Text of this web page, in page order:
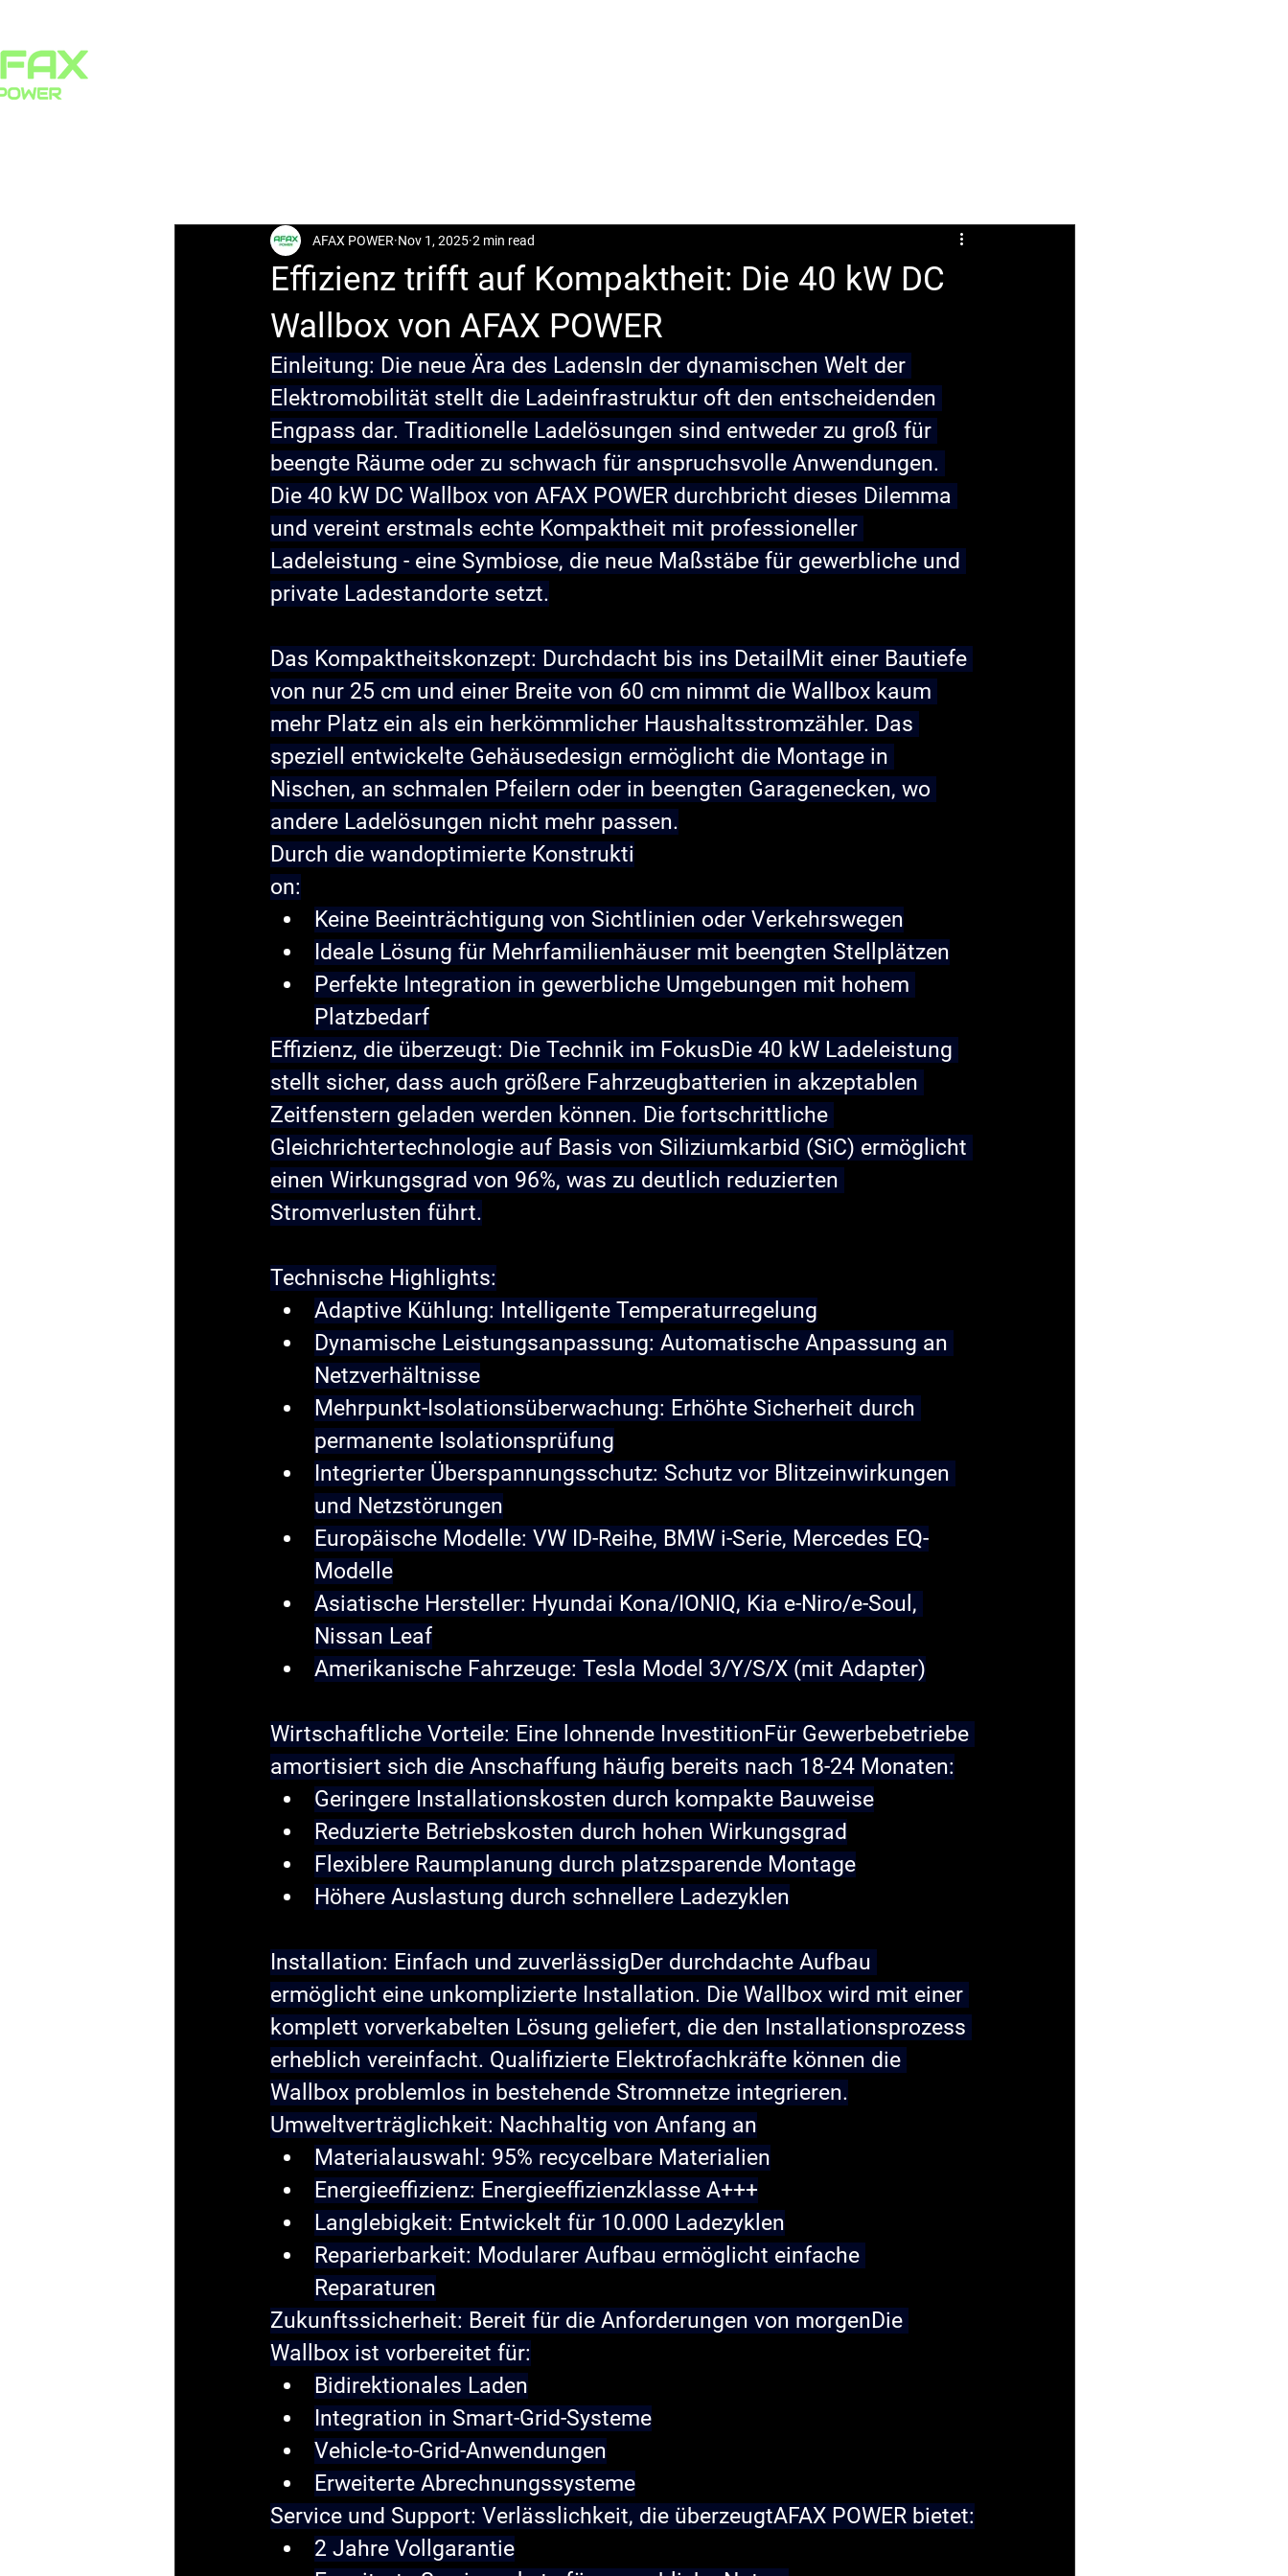
Effizienz trifft auf Kompaktheit: Die 40 kW DC
Wallbox von AFAX POWER
AFAX POWER Nov 1, 2025 2 min read
Einleitung: Die neue Ära des Ladens In der dynamischen Welt der
Elektromobilität stellt die Ladeinfrastruktur oft den entscheidenden
Engpass dar. Traditionelle Ladelösungen sind entweder zu groß für
beengte Räume oder zu schwach für anspruchsvolle Anwendungen.
Die 40 kW DC Wallbox von AFAX POWER durchbricht dieses Dilemma
und vereint erstmals echte Kompaktheit mit professioneller
Ladeleistung - eine Symbiose, die neue Maßstäbe für gewerbliche und
private Ladestandorte setzt.
Das Kompaktheitskonzept: Durchdacht bis ins Detail Mit einer Bautiefe
von nur 25 cm und einer Breite von 60 cm nimmt die Wallbox kaum
mehr Platz ein als ein herkömmlicher Haushaltsstromzähler. Das
speziell entwickelte Gehäusedesign ermöglicht die Montage in
Nischen, an schmalen Pfeilern oder in beengten Garagenecken, wo
andere Ladelösungen nicht mehr passen.
Durch die wandoptimierte Konstrukti
on:
Keine Beeinträchtigung von Sichtlinien oder Verkehrswegen
Ideale Lösung für Mehrfamilienhäuser mit beengten Stellplätzen
Perfekte Integration in gewerbliche Umgebungen mit hohem
Platzbedarf
Effizienz, die überzeugt: Die Technik im FokusDie 40 kW Ladeleistung
stellt sicher, dass auch größere Fahrzeugbatterien in akzeptablen
Zeitfenstern geladen werden können. Die fortschrittliche
Gleichrichtertechnologie auf Basis von Siliziumkarbid (SiC) ermöglicht
einen Wirkungsgrad von 96%, was zu deutlich reduzierten
Stromverlusten führt.
Technische Highlights:
Adaptive Kühlung: Intelligente Temperaturregelung
Dynamische Leistungsanpassung: Automatische Anpassung an
Netzverhältnisse
Mehrpunkt-Isolationsüberwachung: Erhöhte Sicherheit durch
permanente Isolationsprüfung
Integrierter Überspannungsschutz: Schutz vor Blitzeinwirkungen
und Netzstörungen
Europäische Modelle: VW ID-Reihe, BMW i-Serie, Mercedes EQ-
Modelle
Asiatische Hersteller: Hyundai Kona/IONIQ, Kia e-Niro/e-Soul,
Nissan Leaf
Amerikanische Fahrzeuge: Tesla Model 3/Y/S/X (mit Adapter)
Wirtschaftliche Vorteile: Eine lohnende InvestitionFür Gewerbebetriebe
amortisiert sich die Anschaffung häufig bereits nach 18-24 Monaten:
Geringere Installationskosten durch kompakte Bauweise
Reduzierte Betriebskosten durch hohen Wirkungsgrad
Flexiblere Raumplanung durch platzsparende Montage
Höhere Auslastung durch schnellere Ladezyklen
Installation: Einfach und zuverlässigDer durchdachte Aufbau
ermöglicht eine unkomplizierte Installation. Die Wallbox wird mit einer
komplett vorverkabelten Lösung geliefert, die den Installationsprozess
erheblich vereinfacht. Qualifizierte Elektrofachkräfte können die
Wallbox problemlos in bestehende Stromnetze integrieren.
Umweltverträglichkeit: Nachhaltig von Anfang an
Materialauswahl: 95% recycelbare Materialien
Energieeffizienz: Energieeffizienzklasse A+++
Langlebigkeit: Entwickelt für 10.000 Ladezyklen
Reparierbarkeit: Modularer Aufbau ermöglicht einfache
Reparaturen
Zukunftssicherheit: Bereit für die Anforderungen von morgenDie
Wallbox ist vorbereitet für:
Bidirektionales Laden
Integration in Smart-Grid-Systeme
Vehicle-to-Grid-Anwendungen
Erweiterte Abrechnungssysteme
Service und Support: Verlässlichkeit, die überzeugtAFAX POWER bietet:
2 Jahre Vollgarantie